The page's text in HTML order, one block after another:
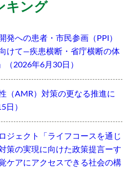
キング
発への患者・市民参画（PPI）
けて―疾患横断・省庁横断の体
2026年6月30日）
（AMR）対策の更なる推進に
日）
ジェクト「ライフコースを通じ
策の実現に向けた政策提言ーす
ケアにアクセスできる社会の構